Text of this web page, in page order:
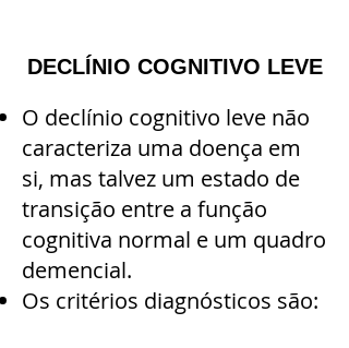
DECLÍNIO COGNITIVO LEVE
O declínio cognitivo leve não
caracteriza uma doença em
si, mas talvez um estado de
transição entre a função
cognitiva normal e um quadro
demencial.
Os critérios diagnósticos são: